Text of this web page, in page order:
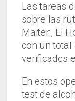
Las tareas
sobre las
Maitén, El
con un total
verificados
En estos
test de